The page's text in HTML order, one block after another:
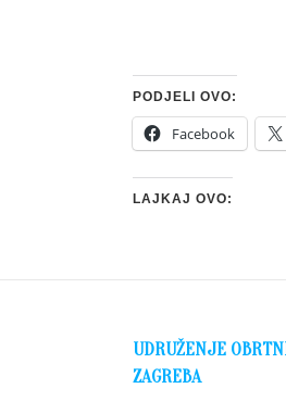
PODJELI OVO:
Facebook
LAJKAJ OVO:
UDRUŽENJE
ZAGREBA